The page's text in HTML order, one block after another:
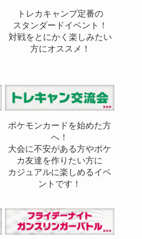
トレカキャンプ定番の
スタンダードイベント！
対戦をとにかく楽しみたい
方にオススメ！
ポケモンカードを始めた方
へ！
大会に不安がある方やポケ
カ友達を作りたい方に
カジュアルに楽しめるイベ
ントです！